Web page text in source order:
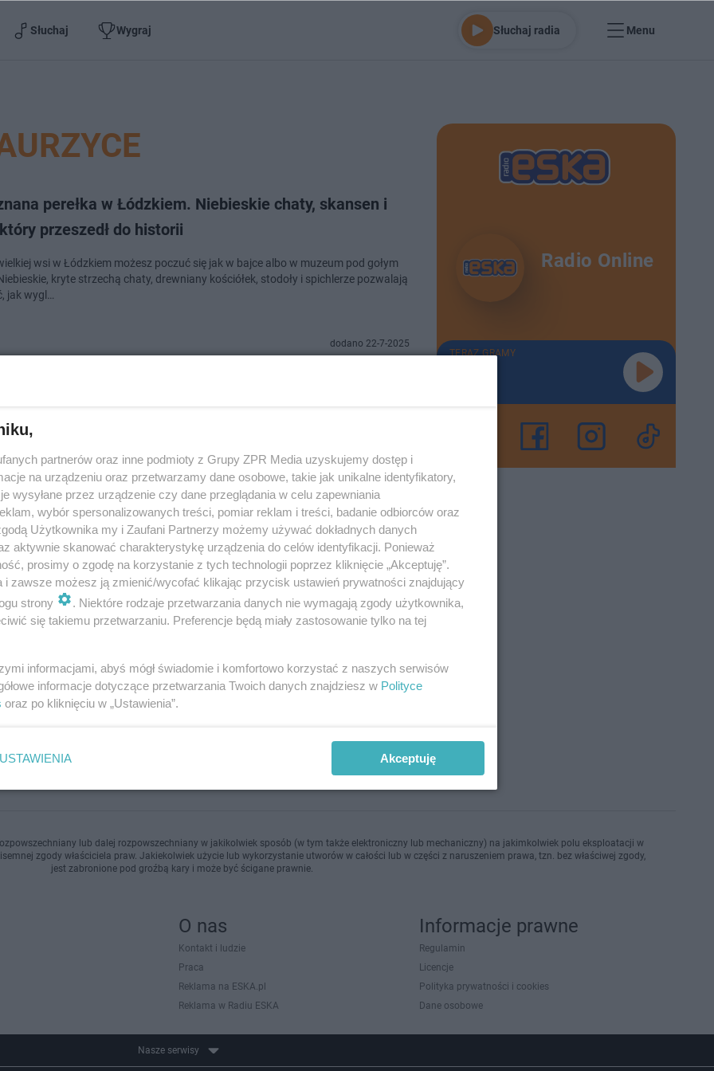
Słuchaj Wygraj Słuchaj radia Menu
perełka w Łódzkiem. Niebieskie chaty, skansen i
przeszedł do historii
wsi w Łódzkiem możesz poczuć się jak w bajce albo w muzeum pod gołym
kryte strzechą chaty, drewniany kościółek, stodoły i spichlerze pozwalają
jak wygl…
dodano 22-7-2025
cud!
szanse na międzynarodowe uznanie. Wszystko dzięki Związkowi Mostowców
Polskiej, któ…
dodano 26-5-2025
w Łódzkiem kandydatem na pomnik historii. To
tego typu obiekt na świecie
most drogowy, który z…
Radio Online
TERAZ GRAMY
lub dalej rozpowszechniany w jakikolwiek sposób (w tym także elektroniczny lub mechaniczny) na jakimkolwiek polu eksploatacji w
zgody właściciela praw. Jakiekolwiek użycie lub wykorzystanie utworów w całości lub w części z naruszeniem prawa, tzn. bez właściwej zgody,
jest zabronione pod groźbą kary i może być ścigane prawnie.
O nas
Kontakt i ludzie
Praca
Reklama na ESKA.pl
Reklama w Radiu ESKA
Informacje prawne
Regulamin
Licencje
Polityka prywatności i cookies
Dane osobowe
Nasze serwisy
partnerów oraz inne podmioty z Grupy ZPR Media uzyskujemy dostęp i
na urządzeniu oraz przetwarzamy dane osobowe, takie jak unikalne identyfikatory,
wysyłane przez urządzenie czy dane przeglądania w celu zapewniania
wybór spersonalizowanych treści, pomiar reklam i treści, badanie odbiorców oraz
Użytkownika my i Zaufani Partnerzy możemy używać dokładnych danych
aktywnie skanować charakterystykę urządzenia do celów identyfikacji. Ponieważ
prosimy o zgodę na korzystanie z tych technologii poprzez kliknięcie „Akceptuję”.
i zawsze możesz ją zmienić/wycofać klikając przycisk ustawień prywatności znajdujący
strony
. Niektóre rodzaje przetwarzania danych nie wymagają zgody użytkownika,
się takiemu przetwarzaniu. Preferencje będą miały zastosowanie tylko na tej
informacjami, abyś mógł świadomie i komfortowo korzystać z naszych serwisów
informacje dotyczące przetwarzania Twoich danych znajdziesz w Polityce
oraz po kliknięciu w „Ustawienia”.
USTAWIENIA Akceptuję